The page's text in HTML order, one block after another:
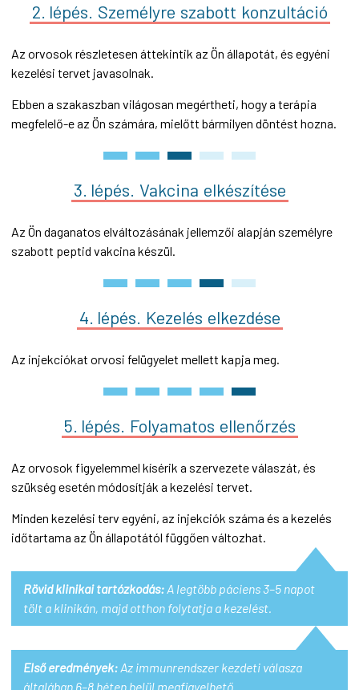
2. lépés. Személyre szabott konzultáció
Az orvosok részletesen áttekintik az Ön állapotát, és egyéni
kezelési tervet javasolnak.
Ebben a szakaszban világosan megértheti, hogy a terápia
megfelelő-e az Ön számára, mielőtt bármilyen döntést hozna.
3. lépés. Vakcina elkészítése
Az Ön daganatos elváltozásának jellemzői alapján személyre
szabott peptid vakcina készül.
4. lépés. Kezelés elkezdése
Az injekciókat orvosi felügyelet mellett kapja meg.
5. lépés. Folyamatos ellenőrzés
Az orvosok figyelemmel kísérik a szervezete válaszát, és
szükség esetén módosítják a kezelési tervet.
Minden kezelési terv egyéni, az injekciók száma és a kezelés
időtartama az Ön állapotától függően változhat.
Rövid klinikai tartózkodás: A legtöbb páciens 3–5 napot
tölt a klinikán, majd otthon folytatja a kezelést.
Első eredmények: Az immunrendszer kezdeti válasza
általában 6–8 héten belül megfigyelhető.